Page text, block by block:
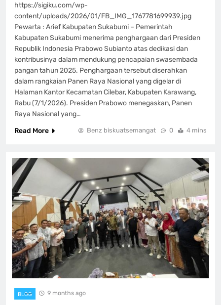
https://sigiku.com/wp-
content/uploads/2026/01/FB_IMG_1767781699939.jpg
Pewarta : Arief Kabupaten Sukabumi – Pemerintah
Kabupaten Sukabumi menerima penghargaan dari Presiden
Republik Indonesia Prabowo Subianto atas dedikasi dan
kontribusinya dalam mendukung pencapaian swasembada
pangan tahun 2025. Penghargaan tersebut diserahkan
dalam rangkaian Panen Raya Nasional yang digelar di
Halaman Kantor Kecamatan Cilebar, Kabupaten Karawang,
Rabu (7/1/2026). Presiden Prabowo menegaskan, Panen
Raya Nasional yang…
Read More
Benz biskuatsemangat 0 4 mins
BLOG 9 months ago